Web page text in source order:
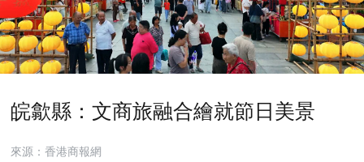
皖歙縣：文商旅融合繪就節日美景
來源：香港商報網